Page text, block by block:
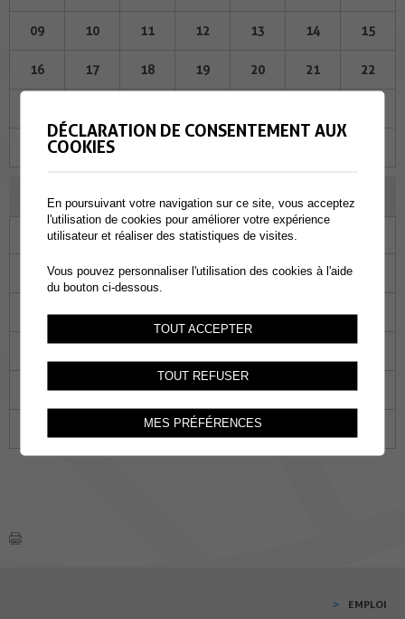
09 10 11 12 13 14 15
16 17 18 19 20 21 22
31
AVRIL 2026
Ma Me Je Ve
31 01 02 03 04
07 08 09 10 11
21 22 23 24 25
29 30 01
EMPLOI
DÉCLARATION DE CONSENTEMENT AUX
COOKIES
En poursuivant votre navigation sur ce site, vous acceptez
l'utilisation de cookies pour améliorer votre expérience
utilisateur et réaliser des statistiques de visites.
Vous pouvez personnaliser l'utilisation des cookies à l'aide
du bouton ci-dessous.
TOUT ACCEPTER
TOUT REFUSER
MES PRÉFÉRENCES